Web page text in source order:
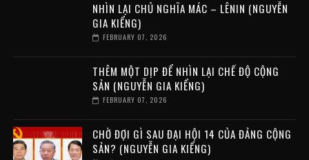
NHÌN LẠI CHỦ NGHĨA MÁC – LÊNIN (NGUYỄN
GIA KIỂNG)
FEBRUARY 07, 2026
THÊM MỘT DỊP ĐỂ NHÌN LẠI CHẾ ĐỘ CỘNG
SẢN (NGUYỄN GIA KIỂNG)
FEBRUARY 07, 2026
CHỜ ĐỢI GÌ SAU ĐẠI HỘI 14 CỦA ĐẢNG CỘNG
SẢN? (NGUYỄN GIA KIỂNG)